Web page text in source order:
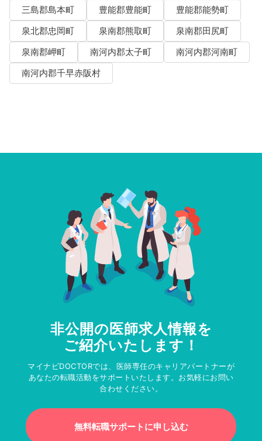
三島郡島本町
豊能郡豊能町
豊能郡能勢町
泉北郡忠岡町
泉南郡熊取町
泉南郡田尻町
泉南郡岬町
南河内郡太子町
南河内郡河南町
南河内郡千早赤阪村
非公開の医師求人情報を
ご紹介いたします！
マイナビDOCTORでは、医師専任のキャリアパートナーが
あなたの転職活動をサポートいたします。お気軽にお問い
合わせください。
無料転職サポートに申し込む